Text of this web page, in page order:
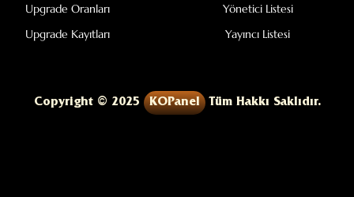
Upgrade Oranları
Upgrade Kayıtları
Yönetici Listesi
Yayıncı Listesi
Copyright © 2025 KOPanel Tüm Hakkı Saklıdır.